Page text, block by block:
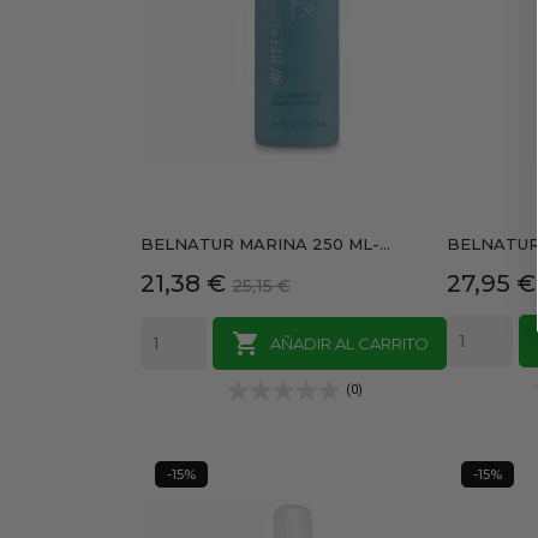
BELNATUR MARINA 250 ML-...
Precio
21,38 € Precio
base
25,15 €
 AÑADIR AL CARRITO
(0)
Precio
27,95 €
-15% -15%